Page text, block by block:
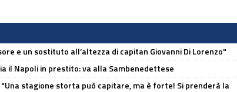
e un sostituto all’altezza di capitan Giovanni Di Lorenzo"
il Napoli in prestito: va alla Sambenedettese
"Una stagione storta può capitare, ma è forte! Si prenderà la